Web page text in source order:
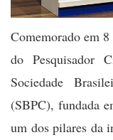
Comemorado em
do Pesquisador
Sociedade
(SBPC), fundada
um dos pilares da